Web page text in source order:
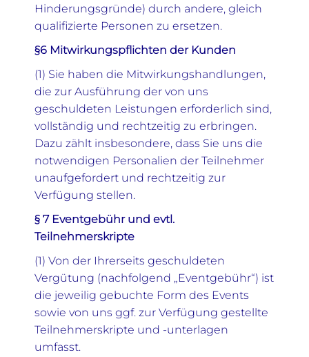
Hinderungsgründe) durch andere, gleich
qualifizierte Personen zu ersetzen.
§6 Mitwirkungspflichten der Kunden
(1) Sie haben die Mitwirkungshandlungen,
die zur Ausführung der von uns
geschuldeten Leistungen erforderlich sind,
vollständig und rechtzeitig zu erbringen.
Dazu zählt insbesondere, dass Sie uns die
notwendigen Personalien der Teilnehmer
unaufgefordert und rechtzeitig zur
Verfügung stellen.
§ 7 Eventgebühr und evtl.
Teilnehmerskripte
(1) Von der Ihrerseits geschuldeten
Vergütung (nachfolgend „Eventgebühr“) ist
die jeweilig gebuchte Form des Events
sowie von uns ggf. zur Verfügung gestellte
Teilnehmerskripte und -unterlagen
umfasst.